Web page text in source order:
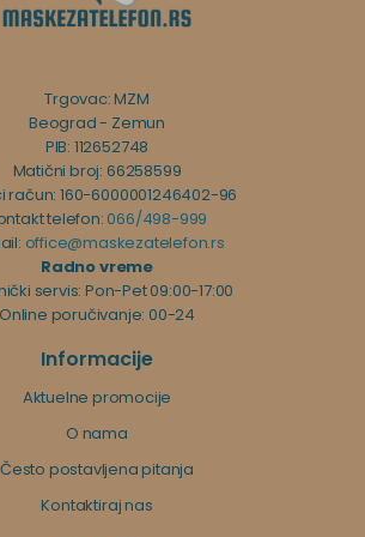
Trgovac: MZM
Beograd - Zemun
PIB: 112652748
Matični broj: 66258599
račun: 160-6000001246402-96
telefon:066/498-999
office@maskezatelefon.rs
Radno vreme
servis: Pon-Pet 09:00-17:00
Online poručivanje: 00-24
Informacije
Aktuelne promocije
O nama
Često postavljena pitanja
Kontaktiraj nas